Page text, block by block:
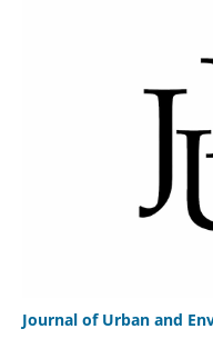
Journal of Urban and